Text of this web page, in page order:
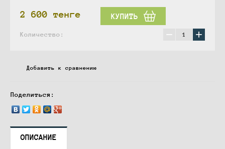
2 600 тенге КУПИТЬ
Количество: − +
Добавить к сравнению
Поделиться:
ОПИСАНИЕ